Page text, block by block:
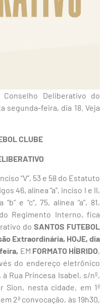
Deliberativo do
segunda-feira, dia 18. Veja
CLUBE
“V”, 53 e 58 do Estatuto
46, alínea “a”, inciso I e II,
e “c”, 75, alínea “a”, 81,
Regimento Interno, fica
do SANTOS FUTEBOL
Extraordinária, HOJE, dia
EM FORMATO HÍBRIDO,
do endereço eletrônico
Rua Princesa Isabel, s/nº,
Sion, nesta cidade, em 1ª
2ª convocação, às 19h30,